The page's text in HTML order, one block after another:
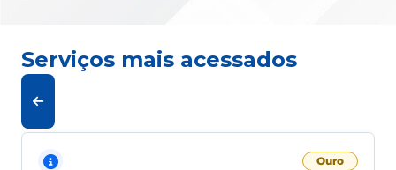
Serviços mais acessados
Ouro